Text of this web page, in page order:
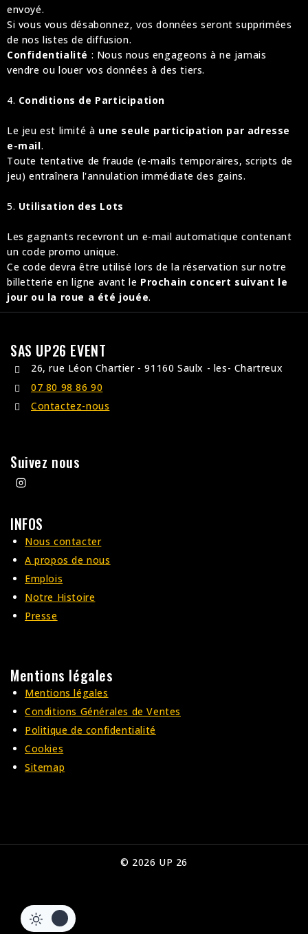
envoyé.
Si vous vous désabonnez, vos données seront supprimées
de nos listes de diffusion.
Confidentialité : Nous nous engageons à ne jamais
vendre ou louer vos données à des tiers.
4. Conditions de Participation
Le jeu est limité à une seule participation par adresse
e-mail.
Toute tentative de fraude (e-mails temporaires, scripts de
jeu) entraînera l'annulation immédiate des gains.
5. Utilisation des Lots
Les gagnants recevront un e-mail automatique contenant
un code promo unique.
Ce code devra être utilisé lors de la réservation sur notre
billetterie en ligne avant le Prochain concert suivant le
jour ou la roue a été jouée.
SAS UP26 EVENT
26, rue Léon Chartier - 91160 Saulx - les- Chartreux
07 80 98 86 90
Contactez-nous
Suivez nous
INFOS
Nous contacter
A propos de nous
Emplois
Notre Histoire
Presse
Mentions légales
Mentions légales
Conditions Générales de Ventes
Politique de confidentialité
Cookies
Sitemap
© 2026 UP 26